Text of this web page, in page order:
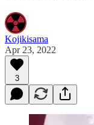
Kojikisama
Apr 23, 2022
3